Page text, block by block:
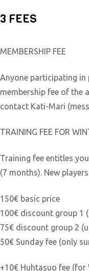
3 FEES
MEMBERSHIP FEE
Anyone participating in
membership fee of the
contact Kati-Mari
TRAINING FEE FOR
Training fee entitles
(7 months). New
150€ basic price
100€ discount group 1
75€ discount group 2
50€ Sunday fee (only
+10€ Huhtasuo fee